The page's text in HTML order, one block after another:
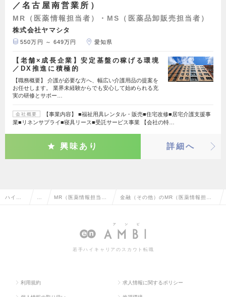
／名古屋南営業所）
MR（医薬情報担当者）・MS（医薬品卸販売担当者）
株式会社ヤマシタ
550万円 ～ 649万円 愛知県
【老舗×成長企業】安定基盤の稼げる環境
／DX推進に積極的
【職務概要】 介護が必要な方へ、幅広い介護用品の提案を
お任せします。 業界未経験からでも安心して始められる充
実の研修とサポー…
会社概要
【事業内容】 ■福祉用具レンタル・販売■住宅改修■居宅介護支援事
業■リネンサプライ■寝具リース■受託サービス事業 【会社の特…
興味あり 詳細へ
ハイク MR（医薬情報担当
販売担当者）
金融（その他）のMR（医薬情報担当
転職・求人情報一覧
若手ハイキャリアのスカウト転職
利用規約 求人情報に関するポリシー